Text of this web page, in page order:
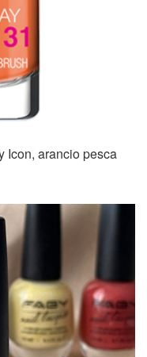
Icon, arancio pesca